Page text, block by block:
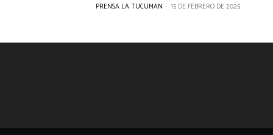
PRENSA LA TUCUMAN - 15 DE FEBRERO DE 2025